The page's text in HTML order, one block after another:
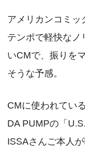
アメリカンコミ
テンポで軽快なノ
いCMで、振りを
そうな予感。
CMに使われてい
DA PUMPの「
ISSAさんご本人